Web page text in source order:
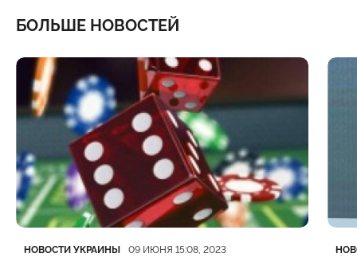
БОЛЬШЕ НОВОСТЕЙ
Категория
НОВОСТИ УКРАИНЫ
Дата публикации 09 ИЮНЯ 15:08, 2023